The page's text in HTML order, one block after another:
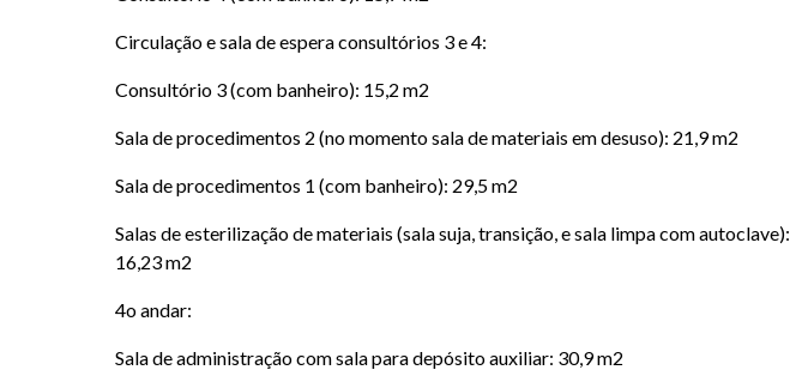
Circulação e sala de espera consultórios 3 e 4:
Consultório 3 (com banheiro): 15,2 m2
Sala de procedimentos 2 (no momento sala de materiais em desuso): 21,9 m2
Sala de procedimentos 1 (com banheiro): 29,5 m2
Salas de esterilização de materiais (sala suja, transição, e sala limpa com autoclave):
16,23 m2
4o andar:
Sala de administração com sala para depósito auxiliar: 30,9 m2